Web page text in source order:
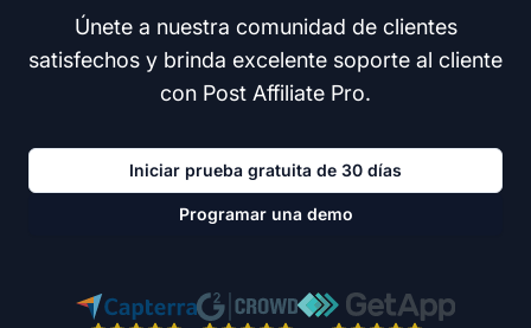
Únete a nuestra comunidad de clientes
satisfechos y brinda excelente soporte al cliente
con Post Affiliate Pro.
Iniciar prueba gratuita de 30 días
Programar una demo